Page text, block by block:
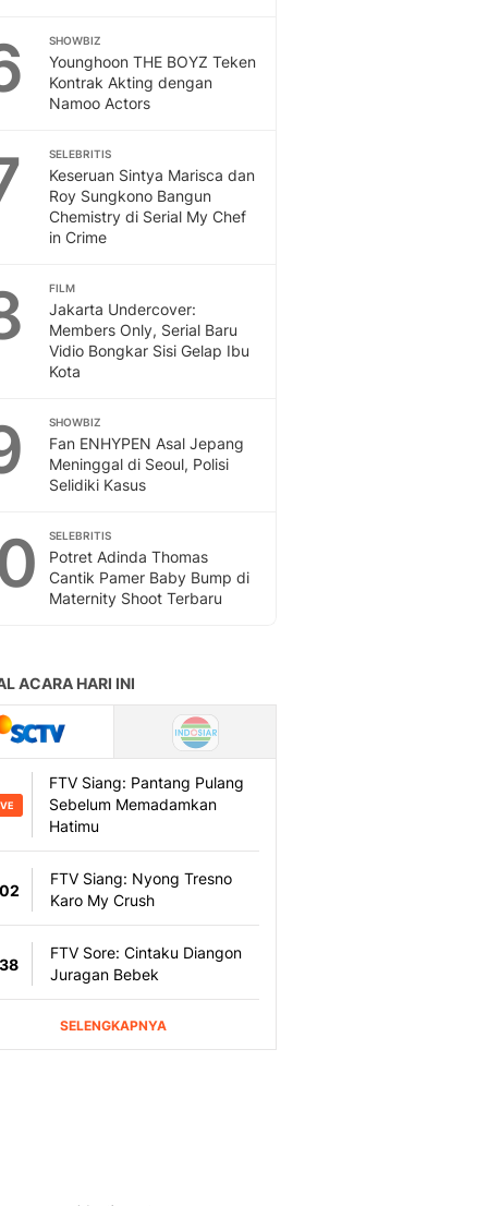
SHOWBIZ
Younghoon THE BOYZ Teken
Kontrak Akting dengan
Namoo Actors
SELEBRITIS
Keseruan Sintya Marisca dan
Roy Sungkono Bangun
Chemistry di Serial My Chef
in Crime
FILM
Jakarta Undercover:
Members Only, Serial Baru
Vidio Bongkar Sisi Gelap Ibu
Kota
SHOWBIZ
Fan ENHYPEN Asal Jepang
Meninggal di Seoul, Polisi
Selidiki Kasus
SELEBRITIS
Potret Adinda Thomas
Cantik Pamer Baby Bump di
Maternity Shoot Terbaru